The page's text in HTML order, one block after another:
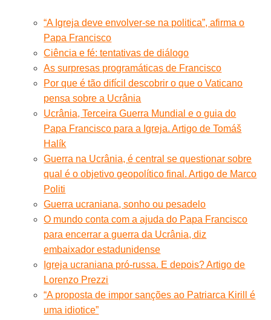
“A Igreja deve envolver-se na politica”, afirma o
Papa Francisco
Ciência e fé: tentativas de diálogo
As surpresas programáticas de Francisco
Por que é tão difícil descobrir o que o Vaticano
pensa sobre a Ucrânia
Ucrânia, Terceira Guerra Mundial e o guia do
Papa Francisco para a Igreja. Artigo de Tomáš
Halík
Guerra na Ucrânia, é central se questionar sobre
qual é o objetivo geopolítico final. Artigo de Marco
Politi
Guerra ucraniana, sonho ou pesadelo
O mundo conta com a ajuda do Papa Francisco
para encerrar a guerra da Ucrânia, diz
embaixador estadunidense
Igreja ucraniana pró-russa. E depois? Artigo de
Lorenzo Prezzi
“A proposta de impor sanções ao Patriarca Kirill é
uma idiotice”